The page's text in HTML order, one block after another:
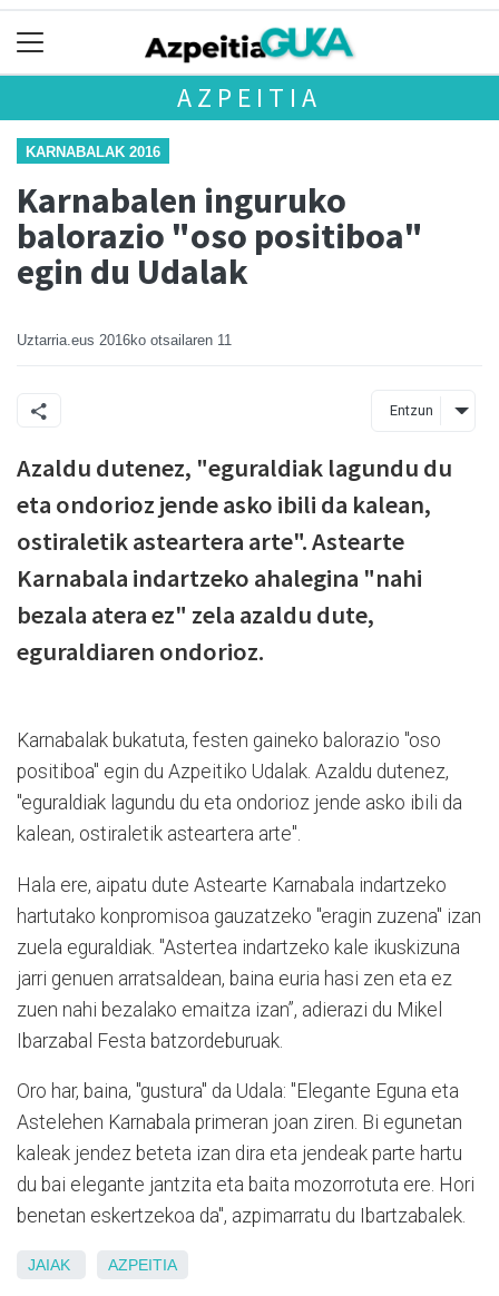
AZPEITIA
KARNABALAK 2016
Karnabalen inguruko
balorazio "oso positiboa"
egin du Udalak
Uztarria.eus 2016ko otsailaren 11
Entzun
Azaldu dutenez, "eguraldiak lagundu du
eta ondorioz jende asko ibili da kalean,
ostiraletik asteartera arte". Astearte
Karnabala indartzeko ahalegina "nahi
bezala atera ez" zela azaldu dute,
eguraldiaren ondorioz.
Karnabalak bukatuta, festen gaineko balorazio "oso
positiboa" egin du Azpeitiko Udalak. Azaldu dutenez,
"eguraldiak lagundu du eta ondorioz jende asko ibili da
kalean, ostiraletik asteartera arte".
Hala ere, aipatu dute Astearte Karnabala indartzeko
hartutako konpromisoa gauzatzeko "eragin zuzena" izan
zuela eguraldiak. "Astertea indartzeko kale ikuskizuna
jarri genuen arratsaldean, baina euria hasi zen eta ez
zuen nahi bezalako emaitza izan”, adierazi du Mikel
Ibarzabal Festa batzordeburuak.
Oro har, baina, "gustura" da Udala: "Elegante Eguna eta
Astelehen Karnabala primeran joan ziren. Bi egunetan
kaleak jendez beteta izan dira eta jendeak parte hartu
du bai elegante jantzita eta baita mozorrotuta ere. Hori
benetan eskertzekoa da", azpimarratu du Ibartzabalek.
JAIAK AZPEITIA